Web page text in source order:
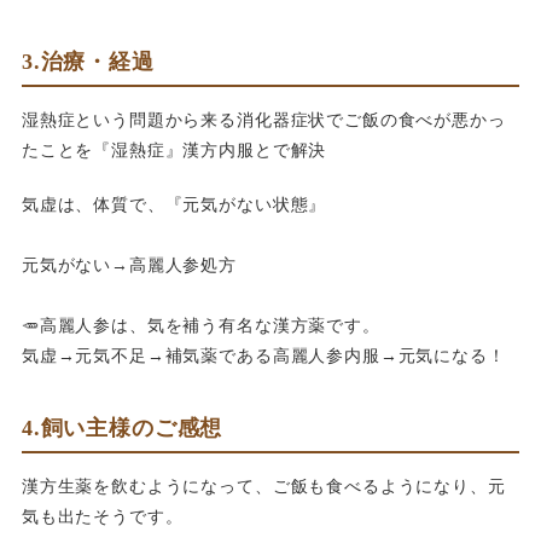
3.治療・経過
湿熱症という問題から来る消化器症状でご飯の食べが悪かっ
たことを『湿熱症』漢方内服とで解決
気虚は、体質で、『元気がない状態』
元気がない→高麗人参処方
🥕高麗人参は、気を補う有名な漢方薬です。
気虚→元気不足→補気薬である高麗人参内服→元気になる！
4.飼い主様のご感想
漢方生薬を飲むようになって、ご飯も食べるようになり、元
気も出たそうです。